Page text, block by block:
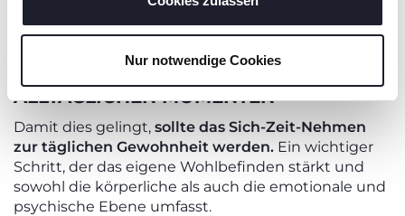
Nur notwendige Cookies
Erwachsene ihre eigenen Bedürfnisse
wahrnehmen und respektieren.
DIE FREUDE AN DEN KLEINEN
ALLTÄGLICHEN MOMENTEN
Damit dies gelingt, sollte das Sich-Zeit-Nehmen
zur täglichen Gewohnheit werden. Ein wichtiger
Schritt, der das eigene Wohlbefinden stärkt und
sowohl die körperliche als auch die emotionale und
psychische Ebene umfasst.